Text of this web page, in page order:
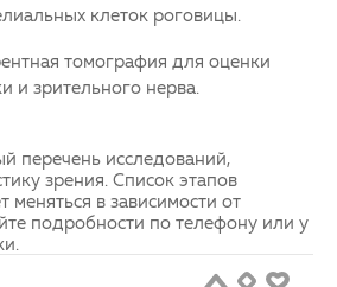
клеток роговицы.
томография для оценки
и зрительного нерва.
перечень исследований,
зрения. Список этапов
меняться в зависимости от
подробности по телефону или у